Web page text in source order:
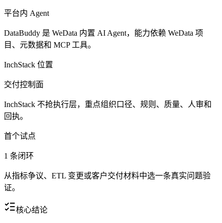
平台内 Agent
DataBuddy 是 WeData 内置 AI Agent，能力依赖 WeData 项
目、元数据和 MCP 工具。
InchStack 位置
交付控制面
InchStack 不抢执行层，重点组织口径、规则、质量、人审和
回执。
首个试点
1 条闭环
从指标争议、ETL 变更或客户交付材料中选一条真实问题验
证。
核心结论